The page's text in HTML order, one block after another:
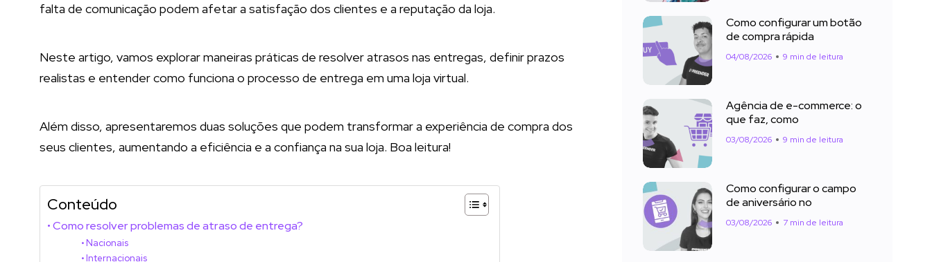
falta de comunicação podem afetar a satisfação dos clientes e a reputação da loja.
Neste artigo, vamos explorar maneiras práticas de resolver atrasos nas entregas, definir prazos
realistas e entender como funciona o processo de entrega em uma loja virtual.
Além disso, apresentaremos duas soluções que podem transformar a experiência de compra dos
seus clientes, aumentando a eficiência e a confiança na sua loja. Boa leitura!
Conteúdo
Como resolver problemas de atraso de entrega?
Nacionais
Internacionais
Como configurar um botão
de compra rápida
04/08/2026 9 min de leitura
Agência de e-commerce: o
que faz, como
03/08/2026 9 min de leitura
Como configurar o campo
de aniversário no
03/08/2026 7 min de leitura